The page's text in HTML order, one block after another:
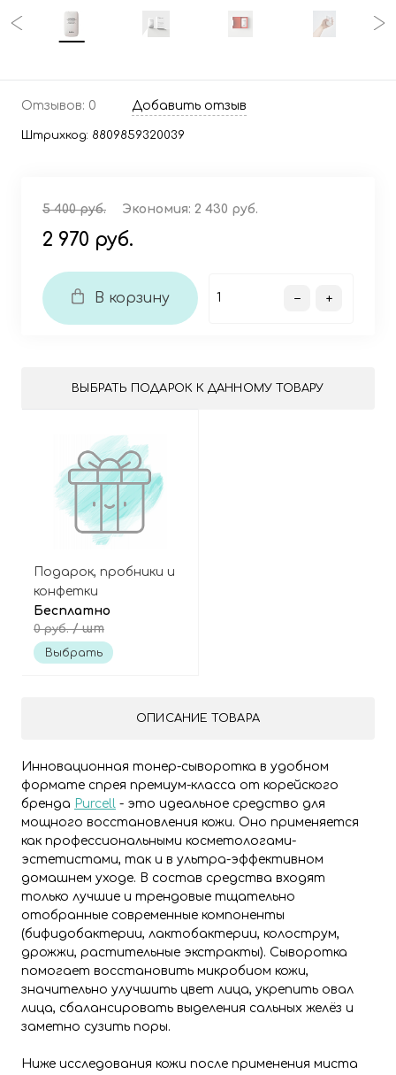
Отзывов: 0 Добавить отзыв
Штрихкод: 8809859320039
5 400 руб. Экономия: 2 430 руб.
2 970 руб.
В корзину
ВЫБРАТЬ ПОДАРОК К ДАННОМУ ТОВАРУ
Подарок, пробники и
конфетки
Бесплатно
0 руб./ шт
Выбрать
ОПИСАНИЕ ТОВАРА
Инновационная тонер-сыворотка в удобном
формате спрея премиум-класса от корейского
бренда Purcell - это идеальное средство для
мощного восстановления кожи. Оно применяется
как профессиональными косметологами-
эстетистами, так и в ультра-эффективном
домашнем уходе. В состав средства входят
только лучшие и трендовые тщательно
отобранные современные компоненты
(бифидобактерии, лактобактерии, колострум,
дрожжи, растительные экстракты). Сыворотка
помогает восстановить микробиом кожи,
значительно улучшить цвет лица, укрепить овал
лица, сбалансировать выделения сальных желёз и
заметно сузить поры.
Ниже исследования кожи после применения миста